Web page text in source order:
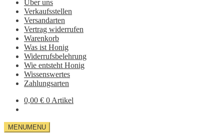
Über uns
Verkaufsstellen
Versandarten
Vertrag widerrufen
Warenkorb
Was ist Honig
Widerrufsbelehrung
Wie entsteht Honig
Wissenswertes
Zahlungsarten
0,00 € 0 Artikel
MENUMENU